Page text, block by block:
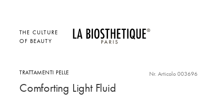
THE CULTURE
OF BEAUTY
TRATTAMENTI PELLE Nr. Articolo 003696
Comforting Light Fluid